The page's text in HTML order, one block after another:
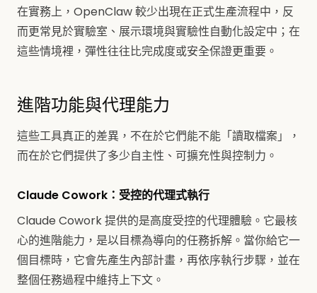
在實務上，OpenClaw 較少出現在正式生產流程中，反
而更常見於實驗室、展示環境與實驗性自動化設定中；在
這些情境裡，彈性往往比完成度或安全保證更重要。
進階功能與代理能力
這些工具真正的差異，不在於它們能不能「讀取檔案」，
而在於它們提供了多少自主性、可擴充性與控制力。
Claude Cowork：受控的代理式執行
Claude Cowork 提供的是高度受控的代理體驗。它最核
心的進階能力，是以目標為導向的任務拆解。當你給它一
個目標時，它會先產生內部計畫，再依序執行步驟，並在
整個任務過程中維持上下文。